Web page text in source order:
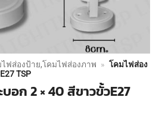
ไฟส่องป้าย,โคมไฟส่องภาพ » โคมไฟส่อง
TSP
อก 2 × 40 สีขาวขั้วE27